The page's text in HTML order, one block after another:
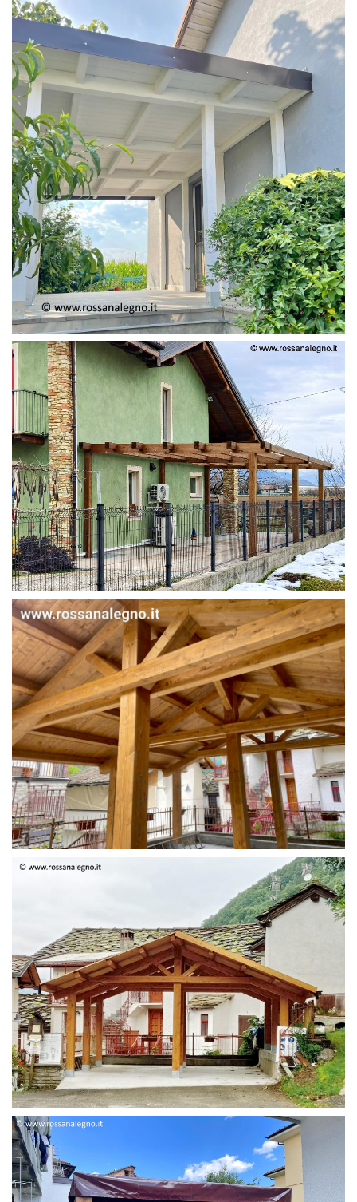
PERGOLA ADOSSATA
STRUTTURA IN ABETE LAMELLARE
STRUTTURA DUE FALDE